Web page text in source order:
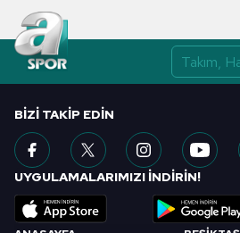
BIZI TAKIP EDIN
UYGULAMALARIMIZI İNDİRİN!